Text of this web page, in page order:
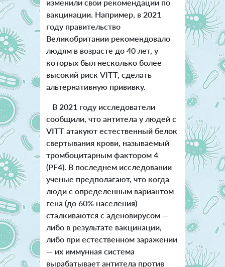
изменили свои рекомендации по
вакцинации. Например, в 2021
году правительство
Великобритании рекомендовало
людям в возрасте до 40 лет, у
которых был несколько более
высокий риск VITT, сделать
альтернативную прививку.
В 2021 году исследователи
сообщили, что антитела у людей с
VITT атакуют естественный белок
свертывания крови, называемый
тромбоцитарным фактором 4
(PF4). В последнем исследовании
ученые предполагают, что когда
люди с определенным вариантом
гена (до 60% населения)
сталкиваются с аденовирусом —
либо в результате вакцинации,
либо при естественном заражении
— их иммунная система
вырабатывает антитела против